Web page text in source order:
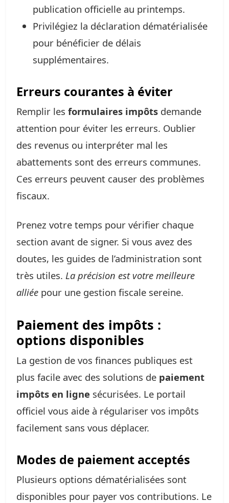
publication officielle au printemps.
Privilégiez la déclaration dématérialisée
pour bénéficier de délais
supplémentaires.
Erreurs courantes à éviter
Remplir les formulaires impôts demande
attention pour éviter les erreurs. Oublier
des revenus ou interpréter mal les
abattements sont des erreurs communes.
Ces erreurs peuvent causer des problèmes
fiscaux.
Prenez votre temps pour vérifier chaque
section avant de signer. Si vous avez des
doutes, les guides de l’administration sont
très utiles. La précision est votre meilleure
alliée pour une gestion fiscale sereine.
Paiement des impôts :
options disponibles
La gestion de vos finances publiques est
plus facile avec des solutions de paiement
impôts en ligne sécurisées. Le portail
officiel vous aide à régulariser vos impôts
facilement sans vous déplacer.
Modes de paiement acceptés
Plusieurs options dématérialisées sont
disponibles pour payer vos contributions. Le